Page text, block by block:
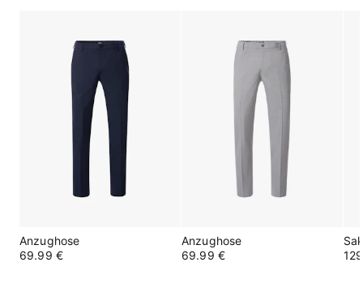
Anzughose
69.99 €
Anzughose
69.99 €